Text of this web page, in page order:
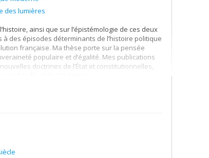
collègues, à l'édition et au commentaire
À mi-chemin entre leibnizianisme et empirisme,
idéal pour suivre la transformation des
de la connaissance, de la représentation, de
des lumières
ainsi que sur l’épistémologie de ces deux
des épisodes déterminants de l’histoire politique
française. Ma thèse porte sur la pensée
populaire et d’égalité. Mes publications
doctrines de l’État et constitutionnelles,